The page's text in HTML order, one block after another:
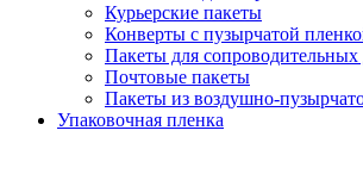
Курьерские пакеты
Конверты с пузырчатой
Пакеты для сопроводительных
Почтовые пакеты
Пакеты из воздушно-
Упаковочная пленка